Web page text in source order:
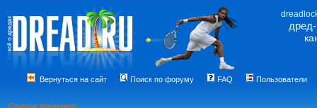
Вернуться на сайт Поиск по форуму FAQ Пользователи
Список форумов